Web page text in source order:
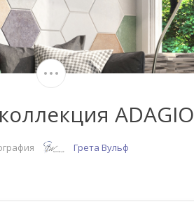
ADAGIO
Грета Вульф